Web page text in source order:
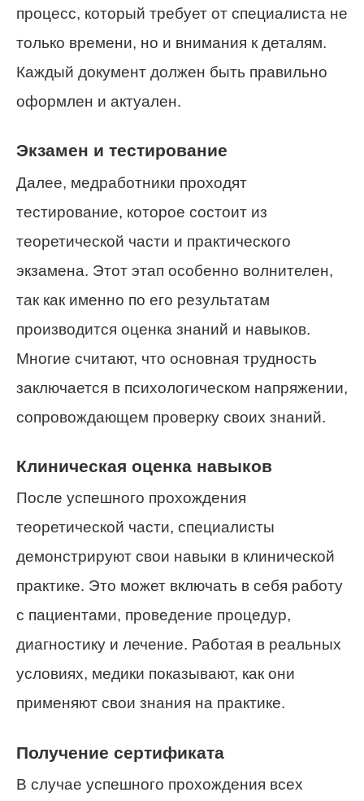
процесс, который требует от специалиста не
только времени, но и внимания к деталям.
Каждый документ должен быть правильно
оформлен и актуален.
Экзамен и тестирование
Далее, медработники проходят
тестирование, которое состоит из
теоретической части и практического
экзамена. Этот этап особенно волнителен,
так как именно по его результатам
производится оценка знаний и навыков.
Многие считают, что основная трудность
заключается в психологическом напряжении,
сопровождающем проверку своих знаний.
Клиническая оценка навыков
После успешного прохождения
теоретической части, специалисты
демонстрируют свои навыки в клинической
практике. Это может включать в себя работу
с пациентами, проведение процедур,
диагностику и лечение. Работая в реальных
условиях, медики показывают, как они
применяют свои знания на практике.
Получение сертификата
В случае успешного прохождения всех